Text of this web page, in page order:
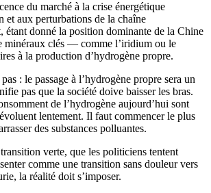
du marché à la crise énergétique
et aux perturbations de la chaîne
étant donné la position dominante de la Chine
minéraux clés — comme l’iridium ou le
à la production d’hydrogène propre.
: le passage à l’hydrogène propre sera un
pas que la société doive baisser les bras.
de l’hydrogène aujourd’hui sont
lentement. Il faut commencer le plus
des substances polluantes.
verte, que les politiciens tentent
comme une transition sans douleur vers
la réalité doit s’imposer.